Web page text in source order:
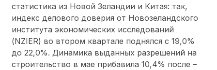
статистика из Новой Зеландии и Китая: так,
индекс делового доверия от Новозеландского
института экономических исследований
(NZIER) во втором квартале поднялся с 19,0%
до 22,0%. Динамика выданных разрешений на
строительство в мае прибавила 10,4% после –